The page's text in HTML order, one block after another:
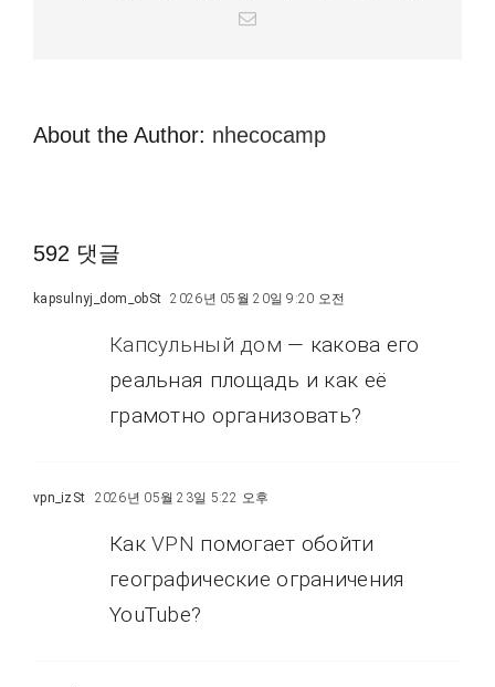
이
About the Author: nhecocamp
592 댓글
kapsulnyj_dom_obSt 2026년 05월 20일 9:20 오전
Капсульный дом — какова его
реальная площадь и как её
грамотно организовать?
vpn_izSt 2026년 05월 23일 5:22 오후
КакVPN помогает обойти
географические ограничения
YouTube?